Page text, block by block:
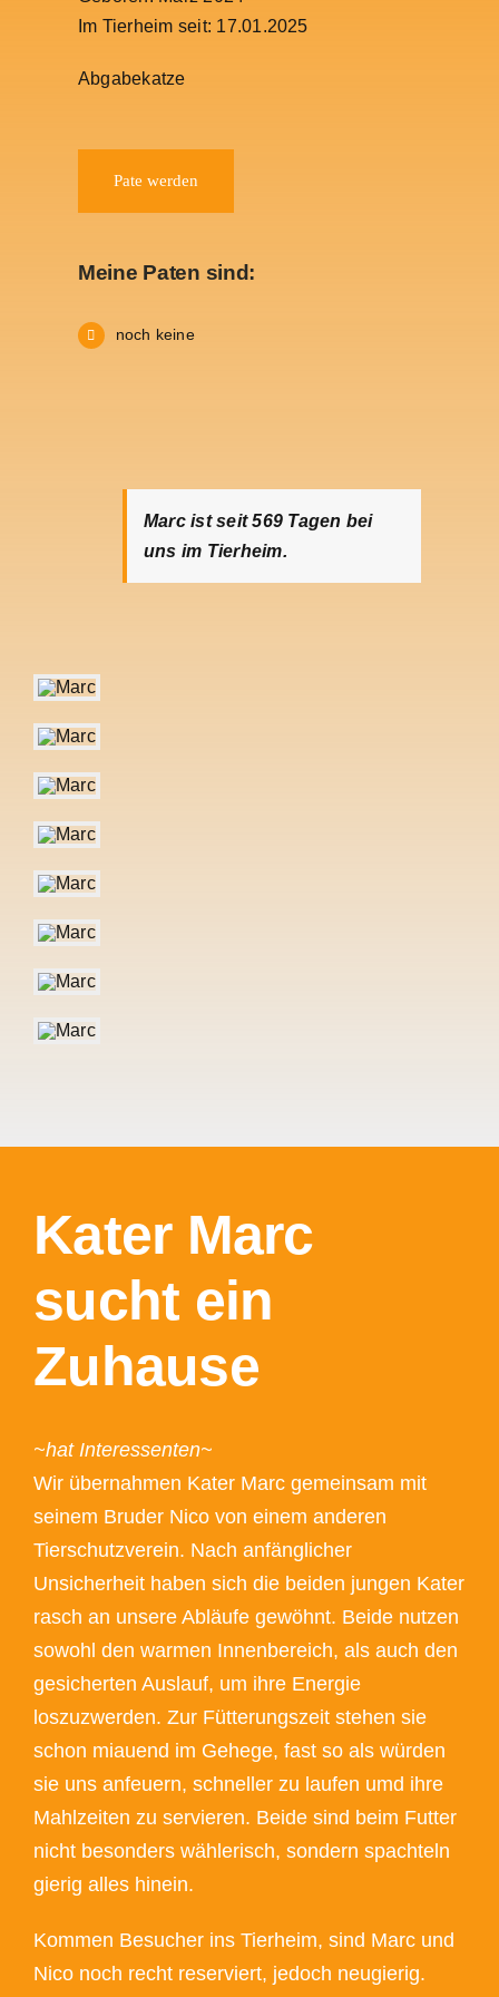
Im Tierheim seit: 17.01.2025
Abgabekatze
Pate werden
Meine Paten sind:
noch keine
Marc ist seit 569 Tagen bei
uns im Tierheim.
Kater Marc
sucht ein
Zuhause
~hat Interessenten~
Wir übernahmen Kater Marc gemeinsam mit
seinem Bruder Nico von einem anderen
Tierschutzverein. Nach anfänglicher
Unsicherheit haben sich die beiden jungen Kater
rasch an unsere Abläufe gewöhnt. Beide nutzen
sowohl den warmen Innenbereich, als auch den
gesicherten Auslauf, um ihre Energie
loszuzwerden. Zur Fütterungszeit stehen sie
schon miauend im Gehege, fast so als würden
sie uns anfeuern, schneller zu laufen umd ihre
Mahlzeiten zu servieren. Beide sind beim Futter
nicht besonders wählerisch, sondern spachteln
gierig alles hinein.
Kommen Besucher ins Tierheim, sind Marc und
Nico noch recht reserviert, jedoch neugierig.